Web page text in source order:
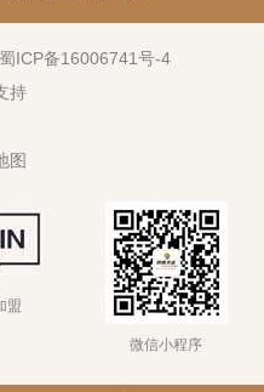
蜀ICP备16006741号-4
持
图
盟
微信小程序